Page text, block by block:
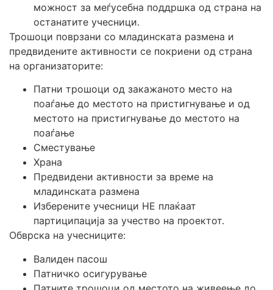
можност за меѓусебна поддршка од страна на
останатите учесници.
Трошоци поврзани со младинската размена и
предвидените активности се покриени од страна
на организаторите:
Патни трошоци од закажаното место на
поаѓање до местото на пристигнување и од
местото на пристигнување до местото на
поаѓање
Сместување
Храна
Предвидени активности за време на
младинската размена
Изберените учесници НЕ плаќаат
партиципација за учество на проектот.
Обврска на учесниците:
Валиден пасош
Патничко осигурување